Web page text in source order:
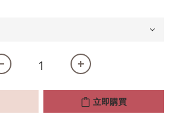
立即購買